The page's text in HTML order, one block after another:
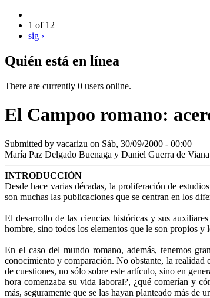
1 of 12
sig ›
Quién está en línea
There are currently 0 users online.
El Campoo romano:
Submitted by vacarizu on Sáb, 30/09/2000 - 00:00
María Paz Delgado Buenaga y Daniel Guerra de Viana
INTRODUCCIÓN
Desde hace varias décadas, la proliferación de
son muchas las publicaciones que se centran en los
El desarrollo de las ciencias históricas y sus
hombre, sino todos los elementos que le son propios
En el caso del mundo romano, además, tenemos
conocimiento y comparación. No obstante, la realidad
de cuestiones, no sólo sobre este artículo, sino en
hora comenzaba su vida laboral?, ¿qué comerían y
más, seguramente que se las hayan planteado más de